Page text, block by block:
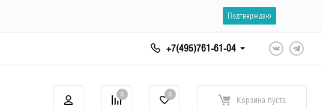
Подтверждаю
+7(495)761-61-04
0 0
Корзина пуста